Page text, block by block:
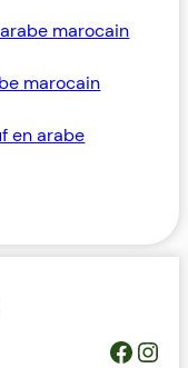
marocain
marocain
en arabe
https://www.facebook.com/profile.php?id=100093685364119&__cft__[0]=AZWovLDTUsZGvQikhreHbQlM2wwUJXYZcMIQqUCyjo4QRRB9L4ThlW7gKbCbGuz9_6H_Y_jmfsuYI_nC2pEyGg8Z46ODdeAqO0_3dJH3dIcJTw&__tn__=-UC%2CP-R